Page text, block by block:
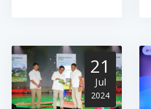
21
Jul
2024